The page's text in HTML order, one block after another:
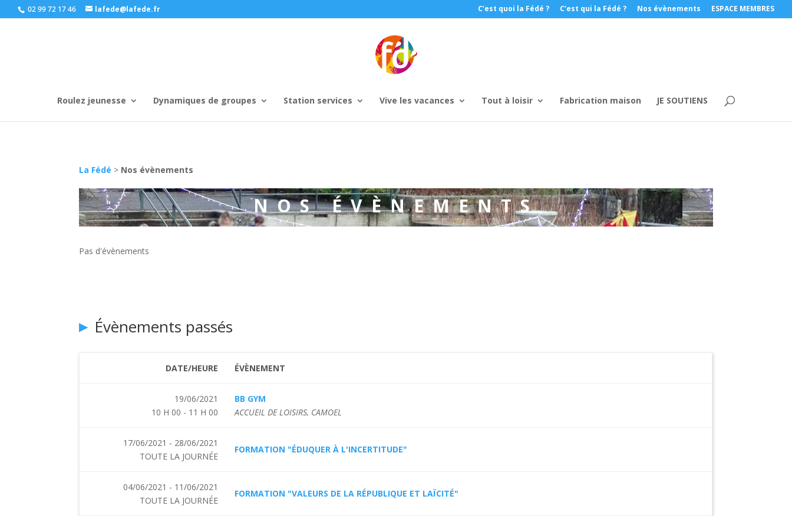
02 99 72 17 46 lafede@lafede.fr C’est quoi la Fédé ? C’est qui la Fédé ? Nos évènements ESPACE MEMBRES
Roulez jeunesse Dynamiques de groupes Station services Vive les vacances Tout à loisir Fabrication maison JE SOUTIENS
La Fédé > Nos évènements
NOS ÉVÈNEMENTS
Pas d'évènements
Évènements passés
DATE/HEURE ÉVÈNEMENT
19/06/2021
10 H 00 - 11 H 00
BB GYM
ACCUEIL DE LOISIRS, CAMOEL
17/06/2021 - 28/06/2021
TOUTE LA JOURNÉE
FORMATION "ÉDUQUER À L'INCERTITUDE"
04/06/2021 - 11/06/2021
TOUTE LA JOURNÉE
FORMATION "VALEURS DE LA RÉPUBLIQUE ET LAÏCITÉ"